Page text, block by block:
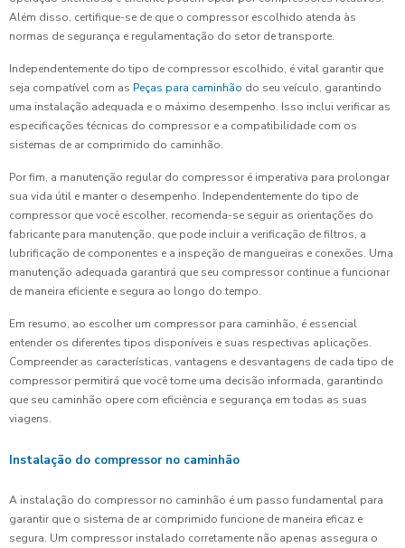
Além disso, certifique-se de que o compressor escolhido atenda às
normas de segurança e regulamentação do setor de transporte.
Independentemente do tipo de compressor escolhido, é vital garantir que
seja compatível com as Peças para caminhão do seu veículo, garantindo
uma instalação adequada e o máximo desempenho. Isso inclui verificar as
especificações técnicas do compressor e a compatibilidade com os
sistemas de ar comprimido do caminhão.
Por fim, a manutenção regular do compressor é imperativa para prolongar
sua vida útil e manter o desempenho. Independentemente do tipo de
compressor que você escolher, recomenda-se seguir as orientações do
fabricante para manutenção, que pode incluir a verificação de filtros, a
lubrificação de componentes e a inspeção de mangueiras e conexões. Uma
manutenção adequada garantirá que seu compressor continue a funcionar
de maneira eficiente e segura ao longo do tempo.
Em resumo, ao escolher um compressor para caminhão, é essencial
entender os diferentes tipos disponíveis e suas respectivas aplicações.
Compreender as características, vantagens e desvantagens de cada tipo de
compressor permitirá que você tome uma decisão informada, garantindo
que seu caminhão opere com eficiência e segurança em todas as suas
viagens.
Instalação do compressor no caminhão
A instalação do compressor no caminhão é um passo fundamental para
garantir que o sistema de ar comprimido funcione de maneira eficaz e
segura. Um compressor instalado corretamente não apenas assegura o